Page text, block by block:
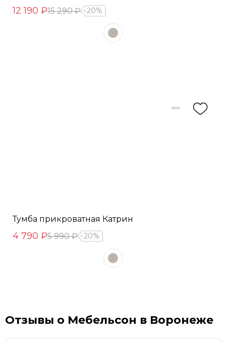
12 190 ₽15 290 ₽ 20%
Тумба прикроватная Катрин
4 790 ₽5 990 ₽ 20%
Отзывы о Мебельсон в Воронеже